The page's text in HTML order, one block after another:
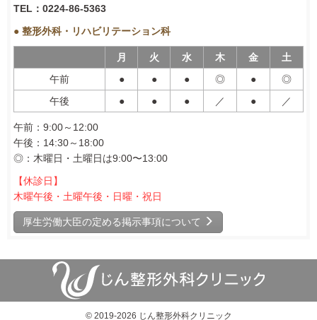
TEL：0224-86-5363
● 整形外科・リハビリテーション科
月 火 水 木 金
土
午前
● ● ● ◎ ●
◎
午後
● ● ● ／ ● ／
午前：9:00～12:00
午後：14:30～18:00
◎：木曜日・土曜日は9:00〜13:00
【休診日】
木曜午後・土曜午後・日曜・祝日
厚生労働大臣の定める掲示事項について
© 2019-2026 じん整形外科クリニック